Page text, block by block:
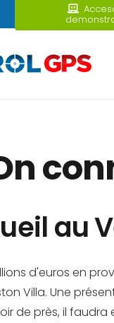
au
d'euros en
Villa. Une
de près, il